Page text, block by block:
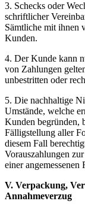
3. Schecks oder
schriftlicher
Sämtliche mit ihnen
Kunden.
4. Der Kunde kann
von Zahlungen
unbestritten oder
5. Die nachhaltige
Umstände, welche
Kunden begründen,
Fälligstellung aller
diesem Fall
Vorauszahlungen
einer
V. Verpackung,
Annahmeverzug